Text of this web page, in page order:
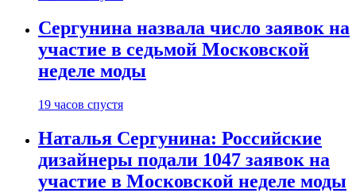
Сергунина назвала число заявок на
участие в седьмой Московской
неделе моды
19 часов спустя
Наталья Сергунина: Российские
дизайнеры подали 1047 заявок на
участие в Московской неделе моды